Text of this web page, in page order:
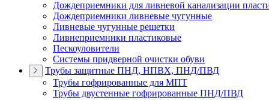
Дождеприемники для ливневой канализации
Дождеприемники ливневые чугунные
Ливневые чугунные решетки
Ливнеприемники пластиковые
Пескоуловители
Системы придверной очистки обуви
Трубы защитные ПНД, НПВХ, ПНД/ПВД
Трубы гофрированные для МПТ
Трубы двустенные гофрированные ПНД/ПВД